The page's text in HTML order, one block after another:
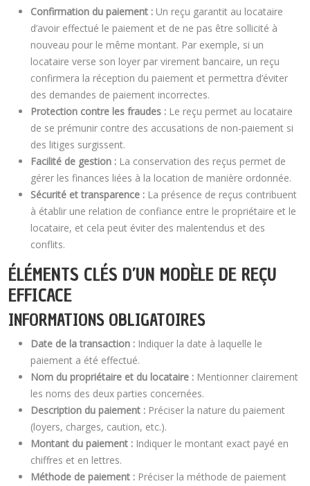
Confirmation du paiement : Un reçu garantit au locataire
d’avoir effectué le paiement et de ne pas être sollicité à
nouveau pour le même montant. Par exemple, si un
locataire verse son loyer par virement bancaire, un reçu
confirmera la réception du paiement et permettra d’éviter
des demandes de paiement incorrectes.
Protection contre les fraudes : Le reçu permet au locataire
de se prémunir contre des accusations de non-paiement si
des litiges surgissent.
Facilité de gestion : La conservation des reçus permet de
gérer les finances liées à la location de manière ordonnée.
Sécurité et transparence : La présence de reçus contribuent
à établir une relation de confiance entre le propriétaire et le
locataire, et cela peut éviter des malentendus et des
conflits.
ÉLÉMENTS CLÉS D’UN MODÈLE DE REÇU
EFFICACE
INFORMATIONS OBLIGATOIRES
Date de la transaction : Indiquer la date à laquelle le
paiement a été effectué.
Nom du propriétaire et du locataire : Mentionner clairement
les noms des deux parties concernées.
Description du paiement : Préciser la nature du paiement
(loyers, charges, caution, etc.).
Montant du paiement : Indiquer le montant exact payé en
chiffres et en lettres.
Méthode de paiement : Préciser la méthode de paiement